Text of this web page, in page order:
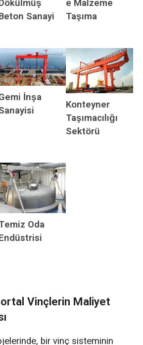
Sanayi
e Malzeme
Taşıma
İnşa
Konteyner
Taşımacılığı
Sektörü
Oda
Vinçlerin Maliyet
bir vinç sisteminin